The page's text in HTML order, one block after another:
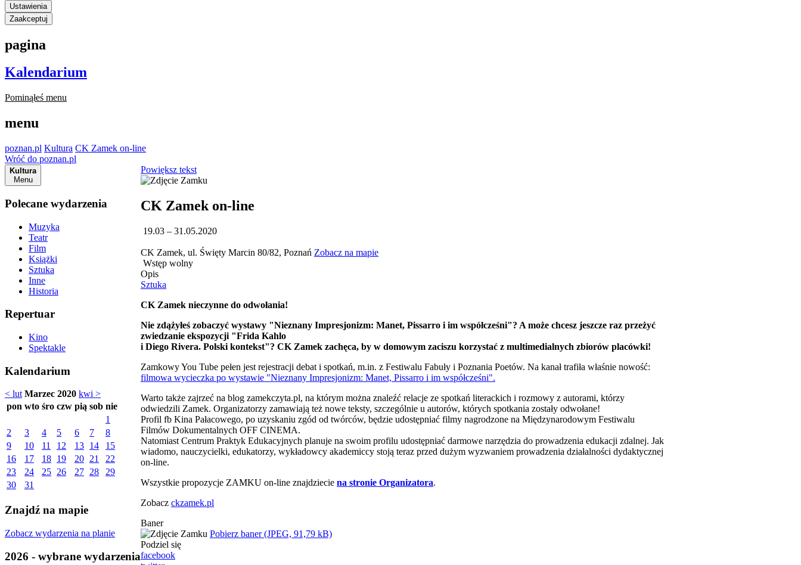
Ustawienia
Zaakceptuj
pagina
Kalendarium
Pominąłeś menu
menu
poznan.pl Kultura CK Zamek on-line
Wróć do poznan.pl
Kultura
Menu
Polecane wydarzenia
Muzyka
Teatr
Film
Książki
Sztuka
Inne
Historia
Repertuar
Kino
Spektakle
Kalendarium
< lut Marzec 2020 kwi >
pon wto śro czw pią sob nie
1
2
3 4 5 6 7
8
9
10 11 12 13 14
15
16
17 18 19 20 21
22
23
24 25 26 27 28
29
30
31
Znajdź na mapie
Zobacz wydarzenia na planie
2026 - wybrane wydarzenia
Powiększ tekst
CK Zamek on-line
19.03 – 31.05.2020
CK Zamek, ul. Święty Marcin 80/82, Poznań Zobacz na mapie
Wstęp wolny
Opis
Sztuka
CK Zamek nieczynne do odwołania!
Nie zdążyłeś zobaczyć wystawy "Nieznany Impresjonizm: Manet, Pissarro i im współcześni"? A może chcesz jeszcze raz przeżyć
zwiedzanie ekspozycji "Frida Kahlo
i Diego Rivera. Polski kontekst"? CK Zamek zachęca, by w domowym zaciszu korzystać z multimedialnych zbiorów placówki!
Zamkowy You Tube pełen jest rejestracji debat i spotkań, m.in. z Festiwalu Fabuły i Poznania Poetów. Na kanał trafiła właśnie nowość:
filmowa wycieczka po wystawie "Nieznany Impresjonizm: Manet, Pissarro i im współcześni".
Warto także zajrzeć na blog zamekczyta.pl, na którym można znaleźć relacje ze spotkań literackich i rozmowy z autorami, którzy
odwiedzili Zamek. Organizatorzy zamawiają też nowe teksty, szczególnie u autorów, których spotkania zostały odwołane!
Profil fb Kina Pałacowego, po uzyskaniu zgód od twórców, będzie udostępniać filmy nagrodzone na Międzynarodowym Festiwalu
Filmów Dokumentalnych OFF CINEMA.
Natomiast Centrum Praktyk Edukacyjnych planuje na swoim profilu udostępniać darmowe narzędzia do prowadzenia edukacji zdalnej. Jak
wiadomo, nauczycielki, edukatorzy, wykładowcy akademiccy stoją teraz przed dużym wyzwaniem prowadzenia działalności dydaktycznej
on-line.
Wszystkie propozycje ZAMKU on-line znajdziecie na stronie Organizatora.
Zobacz ckzamek.pl
Baner
Pobierz baner (JPEG, 91,79 kB)
Podziel się
facebook